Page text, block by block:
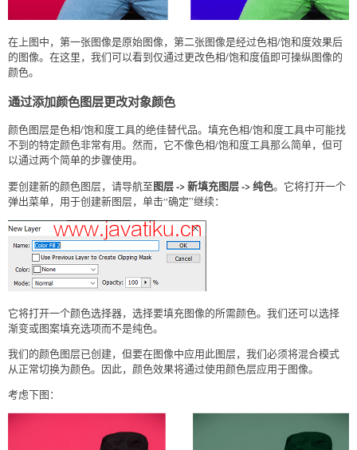
在上图中，第一张图像是原始图像，第二张图像是经过色相/饱和度效果后
的图像。在这里，我们可以看到仅通过更改色相/饱和度值即可操纵图像的
颜色。
通过添加颜色图层更改对象颜色
颜色图层是色相/饱和度工具的绝佳替代品。填充色相/饱和度工具中可能找
不到的特定颜色非常有用。然而，它不像色相/饱和度工具那么简单，但可
以通过两个简单的步骤使用。
要创建新的颜色图层，请导航至图层 -> 新填充图层 -> 纯色。它将打开一个
弹出菜单，用于创建新图层，单击“确定”继续：
它将打开一个颜色选择器，选择要填充图像的所需颜色。我们还可以选择
渐变或图案填充选项而不是纯色。
我们的颜色图层已创建，但要在图像中应用此图层，我们必须将混合模式
从正常切换为颜色。因此，颜色效果将通过使用颜色层应用于图像。
考虑下图：